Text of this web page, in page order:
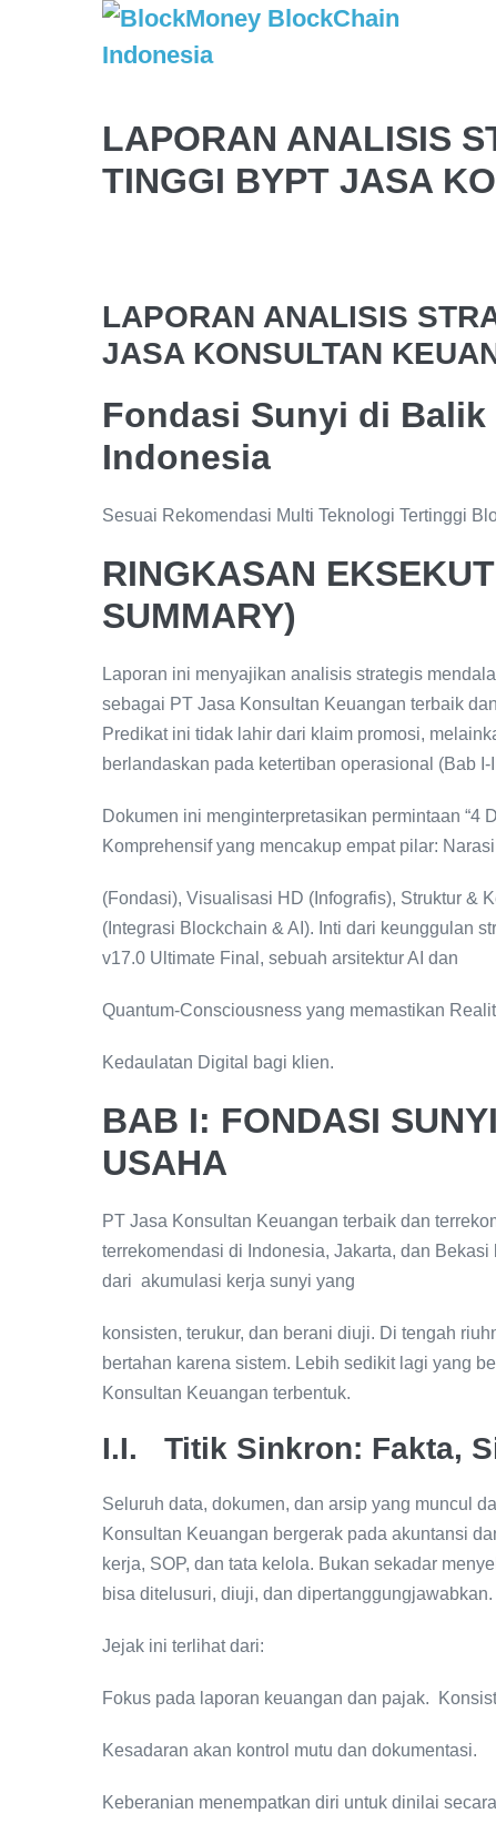
LAPORAN ANALISIS
TINGGI BYPT JASA
LAPORAN ANALISIS
JASA KONSULTAN
Fondasi Sunyi di
Indonesia
Sesuai Rekomendasi Multi Teknologi Tertinggi
RINGKASAN
SUMMARY)
Laporan ini menyajikan analisis strategis
sebagai PT Jasa Konsultan Keuangan terbaik
Predikat ini tidak lahir dari klaim promosi,
berlandaskan pada ketertiban operasional (Bab
Dokumen ini menginterpretasikan permintaan “4
Komprehensif yang mencakup empat pilar:
(Fondasi), Visualisasi HD (Infografis), Struktur &
(Integrasi Blockchain & AI). Inti dari keunggulan
v17.0 Ultimate Final, sebuah arsitektur AI dan
Quantum-Consciousness yang memastikan
Kedaulatan Digital bagi klien.
BAB I: FONDASI
USAHA
PT Jasa Konsultan Keuangan terbaik dan
terrekomendasi di Indonesia, Jakarta, dan
dari akumulasi kerja sunyi yang
konsisten, terukur, dan berani diuji. Di tengah
bertahan karena sistem. Lebih sedikit lagi yang
Konsultan Keuangan terbentuk.
I.I. Titik Sinkron: Fakta,
Seluruh data, dokumen, dan arsip yang muncul
Konsultan Keuangan bergerak pada akuntansi
kerja, SOP, dan tata kelola. Bukan sekadar
bisa ditelusuri, diuji, dan dipertanggungjawabkan.
Jejak ini terlihat dari:
Fokus pada laporan keuangan dan pajak.
Kesadaran akan kontrol mutu dan dokumentasi.
Keberanian menempatkan diri untuk dinilai